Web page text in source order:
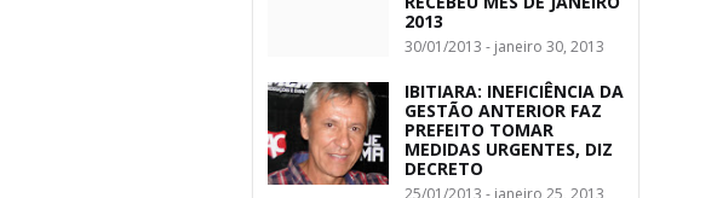
2013
30/01/2013 - janeiro 30, 2013
IBITIARA: INEFICIÊNCIA DA
GESTÃO ANTERIOR FAZ
PREFEITO TOMAR
MEDIDAS URGENTES, DIZ
DECRETO